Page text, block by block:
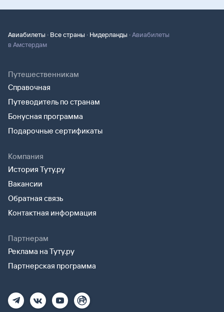
Авиабилеты · Все страны · Нидерланды ·Авиабилеты
в Амстердам
Путешественникам
Справочная
Путеводитель по странам
Бонусная программа
Подарочные сертификаты
Компания
История Туту.ру
Вакансии
Обратная связь
Контактная информация
Партнерам
Реклама на Туту.ру
Партнерская программа